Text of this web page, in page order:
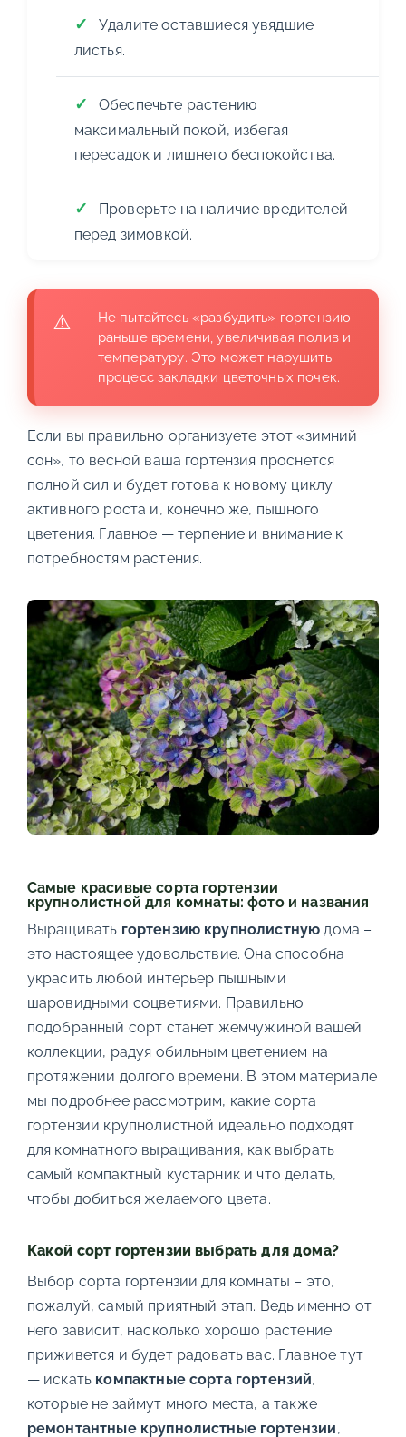
Удалите оставшиеся увядшие
листья.
Обеспечьте растению
максимальный покой, избегая
пересадок и лишнего беспокойства.
Проверьте на наличие вредителей
перед зимовкой.
Не пытайтесь «разбудить» гортензию
раньше времени, увеличивая полив и
температуру. Это может нарушить
процесс закладки цветочных почек.
Если вы правильно организуете этот «зимний
сон», то весной ваша гортензия проснется
полной сил и будет готова к новому циклу
активного роста и, конечно же, пышного
цветения. Главное — терпение и внимание к
потребностям растения.
Самые красивые сорта гортензии
крупнолистной для комнаты: фото и названия
Выращивать гортензию крупнолистную дома –
это настоящее удовольствие. Она способна
украсить любой интерьер пышными
шаровидными соцветиями. Правильно
подобранный сорт станет жемчужиной вашей
коллекции, радуя обильным цветением на
протяжении долгого времени. В этом материале
мы подробнее рассмотрим, какие сорта
гортензии крупнолистной идеально подходят
для комнатного выращивания, как выбрать
самый компактный кустарник и что делать,
чтобы добиться желаемого цвета.
Какой сорт гортензии выбрать для дома?
Выбор сорта гортензии для комнаты – это,
пожалуй, самый приятный этап. Ведь именно от
него зависит, насколько хорошо растение
приживется и будет радовать вас. Главное тут
— искать компактные сорта гортензий,
которые не займут много места, а также
ремонтантные крупнолистные гортензии,